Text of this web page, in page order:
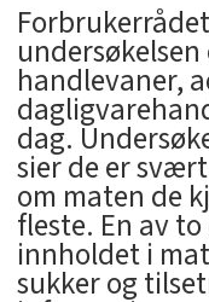
handlevaner,
dag.
sier de er
om maten de
fleste. En av
innholdet i
sukker og